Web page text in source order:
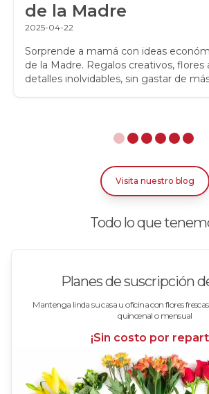
de la Madre
2025-04-22
Sorprende a mamá con ideas
de la Madre. Regalos creativos, flores
detalles inolvidables, sin gastar de
Visita nuestro blog
Todo lo que
Planes de suscripción
Mantenga linda su casa u oficina con flores
quincenal o mensual
¡Sin costo por
Regalos para niños
Rosas
Rosas Amarillas
Rosas Azules
Rosas Bicolor Blancas-
Rosas Blancas
Rosas Damasco
Rosas en floreros
Rosas Fucsia
Rosas Rojas